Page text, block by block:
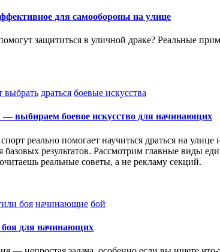
для самообороны на улице
защититься в уличной драке? Реальные
выбрать драться боевые искусства
— выбираем боевое искусство для начинающих
реально помогает научиться драться на
базовых результатов. Рассмотрим главные виды
реальные советы, а не рекламу секций.
боя начинающие бой
боя для начинающих